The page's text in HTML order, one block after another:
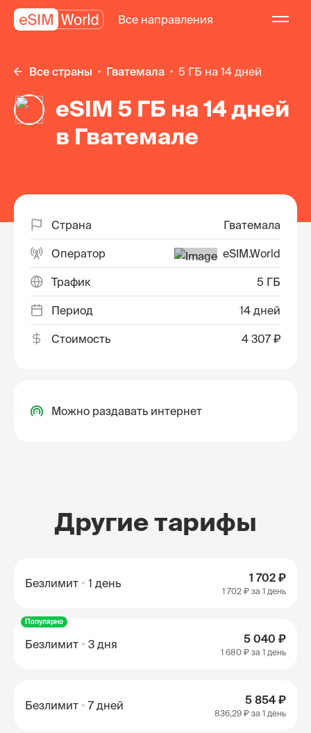
Все направления
Все страны Гватемала 5 ГБ на 14 дней
eSIM 5 ГБ на 14 дней
в Гватемале
Страна Гватемала
Оператор eSIM.World
Трафик 5 ГБ
Период 14 дней
Стоимость 4 307 ₽
Можно раздавать интернет
Другие тарифы
Безлимит 1 день 1 702 ₽
1 702 ₽ за 1 день
Популярно
Безлимит 3 дня 5 040 ₽
1 680 ₽ за 1 день
Безлимит 7 дней 5 854 ₽
836,29 ₽ за 1 день